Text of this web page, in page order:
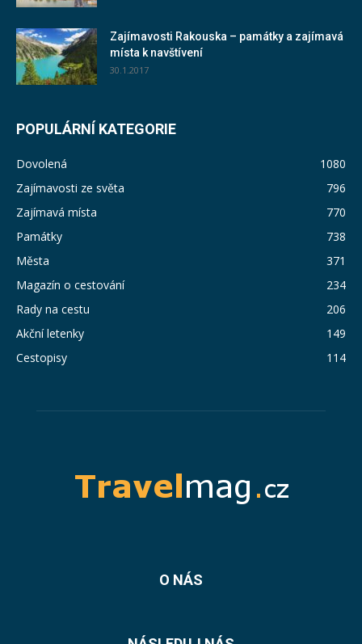
Zajímavosti Rakouska – památky a zajímavá
místa k navštívení
30.1.2017
POPULÁRNÍ KATEGORIE
Dovolená
1080
Zajímavosti ze světa
796
Zajímavá místa
770
Památky
738
Města
371
Magazín o cestování
234
Rady na cestu
206
Akční letenky
149
Cestopisy
114
O NÁS